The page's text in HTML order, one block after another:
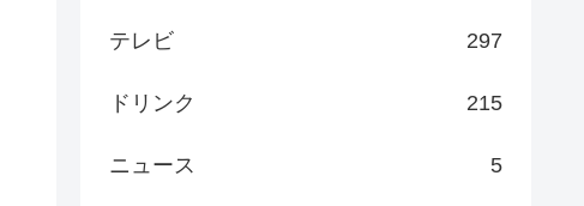
テレビ 297
ドリンク 215
ニュース 5